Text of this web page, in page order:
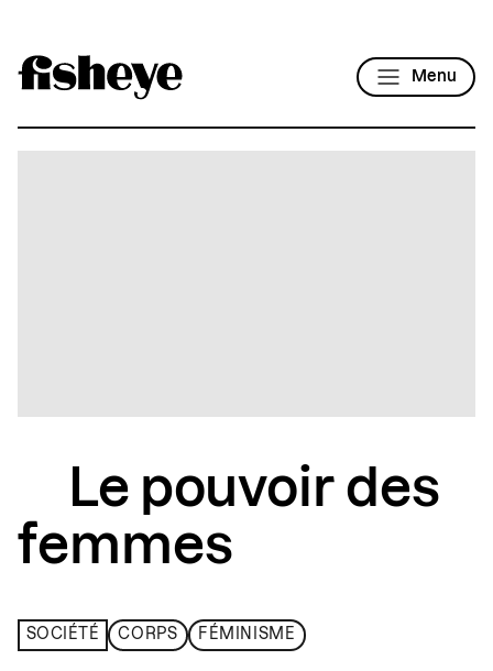
Menu
Le pouvoir des
femmes
SOCIÉTÉ CORPS FÉMINISME